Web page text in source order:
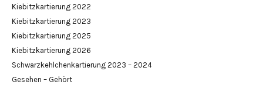
Kiebitzkartierung 2022
Kiebitzkartierung 2023
Kiebitzkartierung 2025
Kiebitzkartierung 2026
Schwarzkehlchenkartierung 2023 – 2024
Gesehen – Gehört